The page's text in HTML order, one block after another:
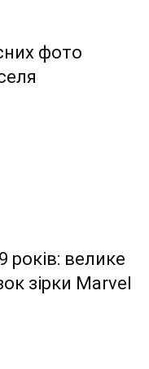
фото
років: велике
зірки Marvel